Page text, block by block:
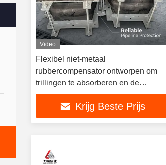
Video
Flexibel niet-metaal
rubbercompensator ontworpen om
trillingen te absorberen en de
thermische expansie in pijpleidingen
te compenserenKrijg Beste Prijs